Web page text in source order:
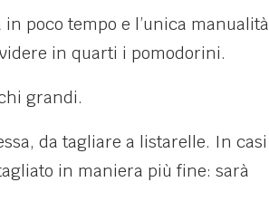
poco tempo e l’unica manualità
in quarti i pomodorini.
grandi.
da tagliare a listarelle. In casi
in maniera più fine: sarà